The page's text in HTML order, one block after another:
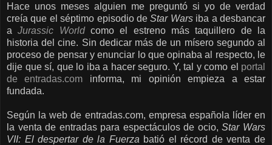
Hace unos meses alguien me preguntó si yo de verdad
creía que el séptimo episodio deStar Warsiba a desbancar
aJurassic Worldcomo el estreno más taquillero de la
historia del cine. Sin dedicar más de un mísero segundo al
proceso de pensar y enunciar lo que opinaba al respecto, le
dije que sí, que lo iba a hacer seguro. Y, tal y como el portal
de entradas.com informa, mi opinión empieza a estar
fundada.
Según la web de entradas.com, empresa española líder en
la venta de entradas para espectáculos de ocio,Star Wars
VII: El despertar de la Fuerza batió el récord de venta de